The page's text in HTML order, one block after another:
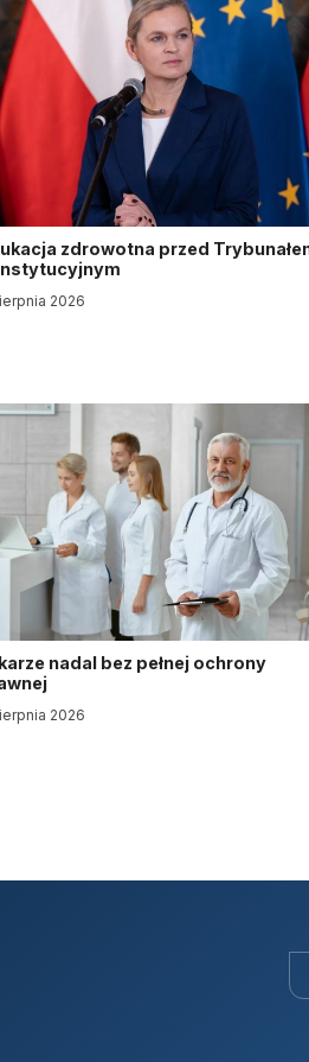
zdrowotna przed
2026
nadal bez pełnej ochrony
2026